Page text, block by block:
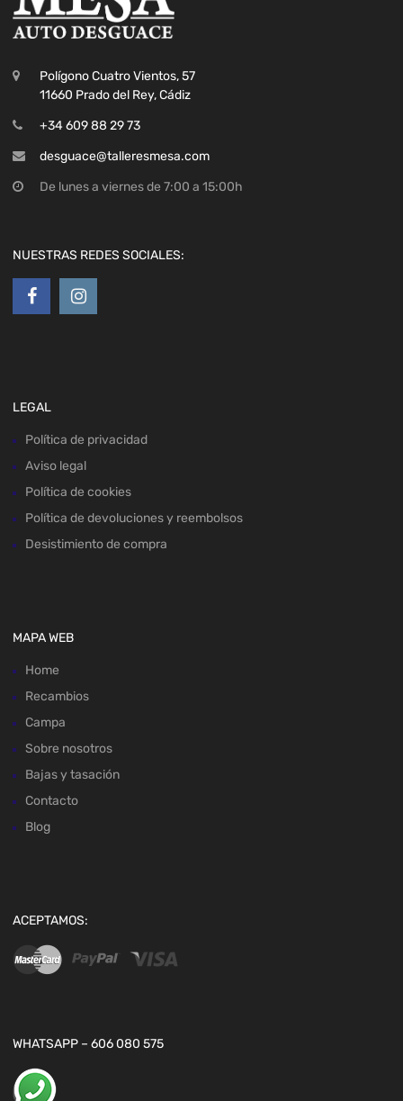
Polígono Cuatro Vientos, 57
11660 Prado del Rey, Cádiz
+34 609 88 29 73
desguace@talleresmesa.com
De lunes a viernes de 7:00 a 15:00h
NUESTRAS REDES SOCIALES:
LEGAL
Política de privacidad
Aviso legal
Política de cookies
Política de devoluciones y reembolsos
Desistimiento de compra
MAPA WEB
Home
Recambios
Campa
Sobre nosotros
Bajas y tasación
Contacto
Blog
ACEPTAMOS:
WHATSAPP – 606 080 575